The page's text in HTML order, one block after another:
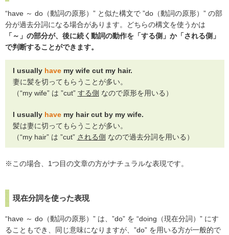
“have ～ do（動詞の原形）” と似た構文で ”do（動詞の原形）” の部
分が過去分詞になる場合があります。どちらの構文を使うかは
「～」の部分が、後に続く動詞の動作を「する側」か「される側」
で判断することができます。
I usually have my wife cut my hair.
妻に髪を切ってもらうことが多い。
（“my wife” は ”cut” する側 なので原形を用いる）
I usually have my hair cut by my wife.
髪は妻に切ってもらうことが多い。
（“my hair” は ”cut” される側 なので過去分詞を用いる）
※この場合、1つ目の文章の方がナチュラルな表現です。
現在分詞を使った表現
“have ～ do（動詞の原形）” は、”do” を “doing（現在分詞）” にす
ることもでき、同じ意味になりますが、”do” を用いる方が一般的で